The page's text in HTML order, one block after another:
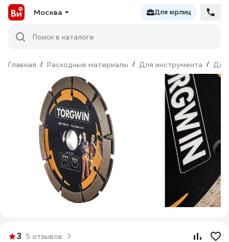
Москва Для юрлиц
Поиск в каталоге
Главная / Расходные материалы / Для инструмента / Для
3 5 отзывов